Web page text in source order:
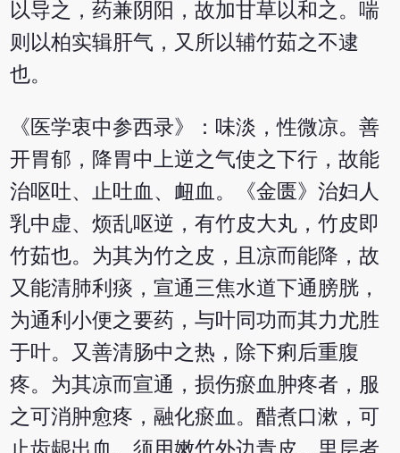
以导之，药兼阴阳，故加甘草以和之。喘
则以柏实辑肝气，又所以辅竹茹之不逮
也。
《医学衷中参西录》：味淡，性微凉。善
开胃郁，降胃中上逆之气使之下行，故能
治呕吐、止吐血、衄血。《金匮》治妇人
乳中虚、烦乱呕逆，有竹皮大丸，竹皮即
竹茹也。为其为竹之皮，且凉而能降，故
又能清肺利痰，宣通三焦水道下通膀胱，
为通利小便之要药，与叶同功而其力尤胜
于叶。又善清肠中之热，除下痢后重腹
疼。为其凉而宣通，损伤瘀血肿疼者，服
之可消肿愈疼，融化瘀血。醋煮口漱，可